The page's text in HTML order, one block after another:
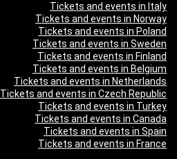
Tickets and events in Italy
Tickets and events in Norway
Tickets and events in Poland
Tickets and events in Sweden
Tickets and events in Finland
Tickets and events in Belgium
Tickets and events in Netherlands
Tickets and events in Czech Republic
Tickets and events in Turkey
Tickets and events in Canada
Tickets and events in Spain
Tickets and events in France